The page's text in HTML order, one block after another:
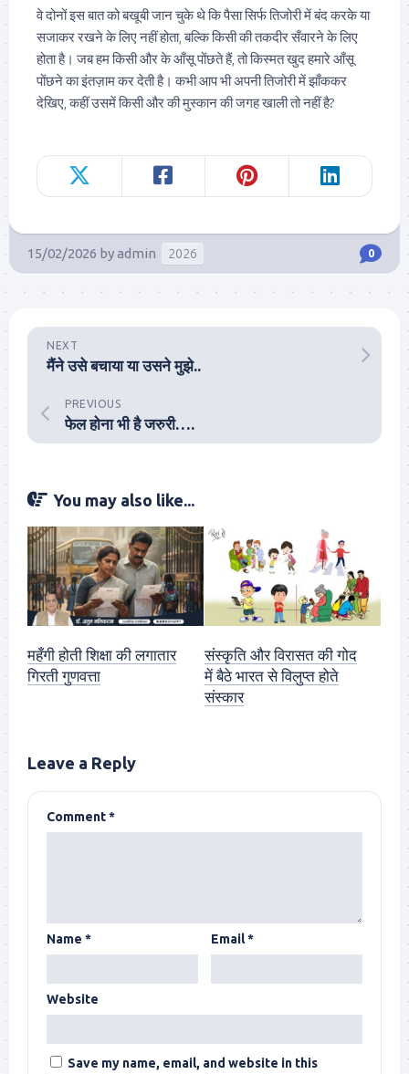
वे दोनों इस बात को बखूबी जान चुके थे कि पैसा सिर्फ तिजोरी में बंद करके या
सजाकर रखने के लिए नहीं होता, बल्कि किसी की तकदीर सँवारने के लिए
होता है। जब हम किसी और के आँसू पोंछते हैं, तो किस्मत खुद हमारे आँसू
पोंछने का इंतज़ाम कर देती है। कभी आप भी अपनी तिजोरी में झाँककर
देखिए, कहीं उसमें किसी और की मुस्कान की जगह खाली तो नहीं है?
15/02/2026 byadmin 2026 0
NEXT
मैंने उसे बचाया या उसने मुझे..
PREVIOUS
फेल होना भी है जरुरी….
You may also like...
महँगी होती शिक्षा की लगातार
गिरती गुणवत्ता
संस्कृति और विरासत की गोद
में बैठे भारत से विलुप्त होते
संस्कार
Leave a Reply
Comment*
Name * Email*
Website
Save my name, email, and website in this